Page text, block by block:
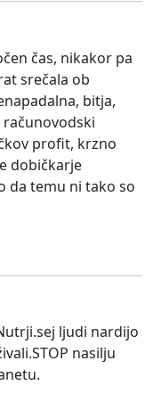
čas, nikakor pa
srečala ob
bitja,
računovodski
profit, krzno
dobičkarje
da temu ni tako so
ljudi nardijo
nasilju